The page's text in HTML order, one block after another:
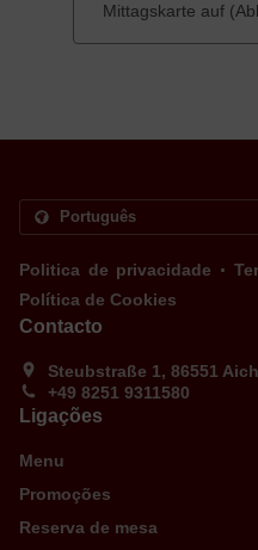
Mittagskarte auf
Politica de privacidade .
Política de Cookies
Contacto
Steubstraße 1, 86551
+49 8251 9311580
Ligações
Menu
Promoções
Reserva de mesa